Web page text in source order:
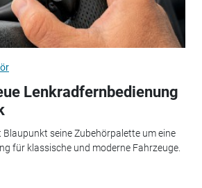
Lenkradfernbedienung
Blaupunkt seine Zubehörpalette um eine
für klassische und moderne Fahrzeuge.